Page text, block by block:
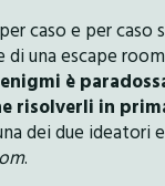
caso e per
una escape
è
risolverli in
dei due ideatori
.